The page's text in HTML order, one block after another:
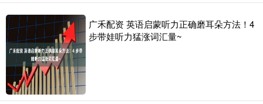
广禾配资 英语启蒙听力正确磨耳朵方法！4
步带娃听力猛涨词汇量~